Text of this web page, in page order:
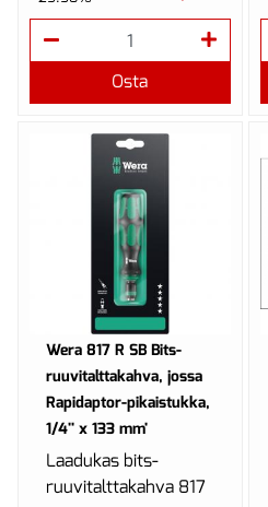
Osta
Wera 817 R SB Bits-
ruuvitalttakahva, jossa
Rapidaptor-pikaistukka,
1/4'' x 133 mm'
Laadukas bits-
ruuvitalttakahva 817